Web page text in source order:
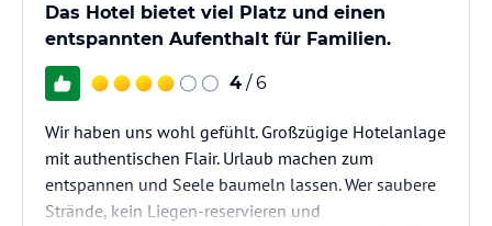
Das Hotel bietet viel Platz und einen
entspannten Aufenthalt für Familien.
4 / 6
Wir haben uns wohl gefühlt. Großzügige Hotelanlage
mit authentischen Flair. Urlaub machen zum
entspannen und Seele baumeln lassen. Wer saubere
Strände, kein Liegen-reservieren und